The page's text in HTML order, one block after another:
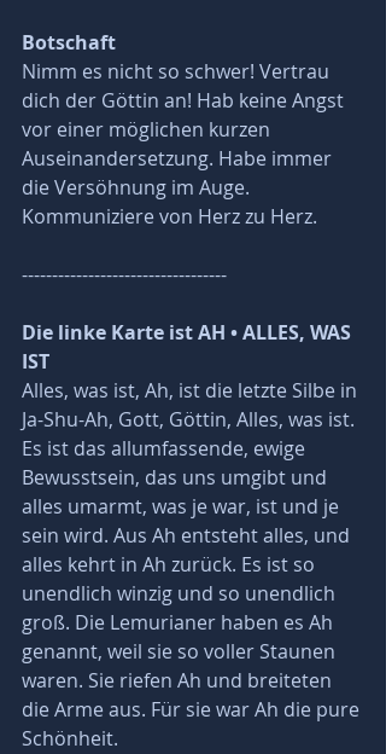
Botschaft
Nimm es nicht so schwer! Vertrau
dich der Göttin an! Hab keine Angst
vor einer möglichen kurzen
Auseinandersetzung. Habe immer
die Versöhnung im Auge.
Kommuniziere von Herz zu Herz.
----------------------------------
Die linke Karte ist AH • ALLES, WAS
IST
Alles, was ist, Ah, ist die letzte Silbe in
Ja-Shu-Ah, Gott, Göttin, Alles, was ist.
Es ist das allumfassende, ewige
Bewusstsein, das uns umgibt und
alles umarmt, was je war, ist und je
sein wird. Aus Ah entsteht alles, und
alles kehrt in Ah zurück. Es ist so
unendlich winzig und so unendlich
groß. Die Lemurianer haben es Ah
genannt, weil sie so voller Staunen
waren. Sie riefen Ah und breiteten
die Arme aus. Für sie war Ah die pure
Schönheit.